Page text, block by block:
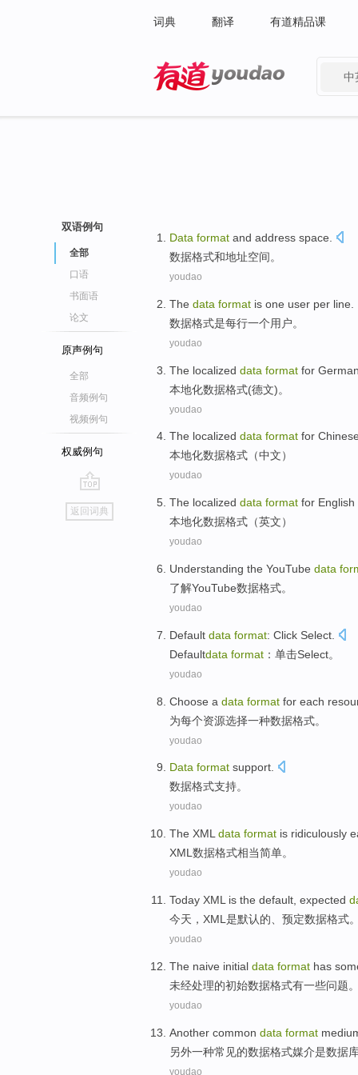
词典 翻译 有道精品课
中
双语例句
全部
口语
书面语
论文
原声例句
全部
音频例句
视频例句
权威例句
go
top
返回词典
Data format and address space
数据格式和地址空间。
youdao
The data format is one user per line
数据格式是每行一个用户。
youdao
The localized data format for
本地化数据格式(德文)。
youdao
The localized data format for
本地化数据格式 （中文）
youdao
The localized data format for English
本地化数据格式 （英文）
youdao
Understanding the YouTube data
了解YouTube数据格式。
youdao
Default data format: Click Select
Defaultdata format ： 单击Select。
youdao
Choose a data format for each
为每个资源选择一种数据格式。
youdao
Data format support.
数据格式支持。
youdao
The XML data format is ridiculously
XML 数据格式相当简单。
youdao
Today XML is the default expected
今天 ， XML 是默认的、 预定数据格式
youdao
The naive initial data format has
未经处理的初始数据格式有一些问题
youdao
Another common data format
另外一种常见的数据格式媒介是数据
youdao